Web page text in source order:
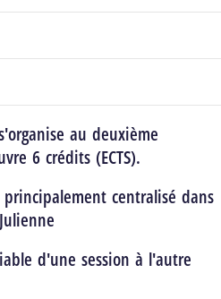
au deuxième
6 crédits (ECTS).
centralisé dans
d'une session à l'autre